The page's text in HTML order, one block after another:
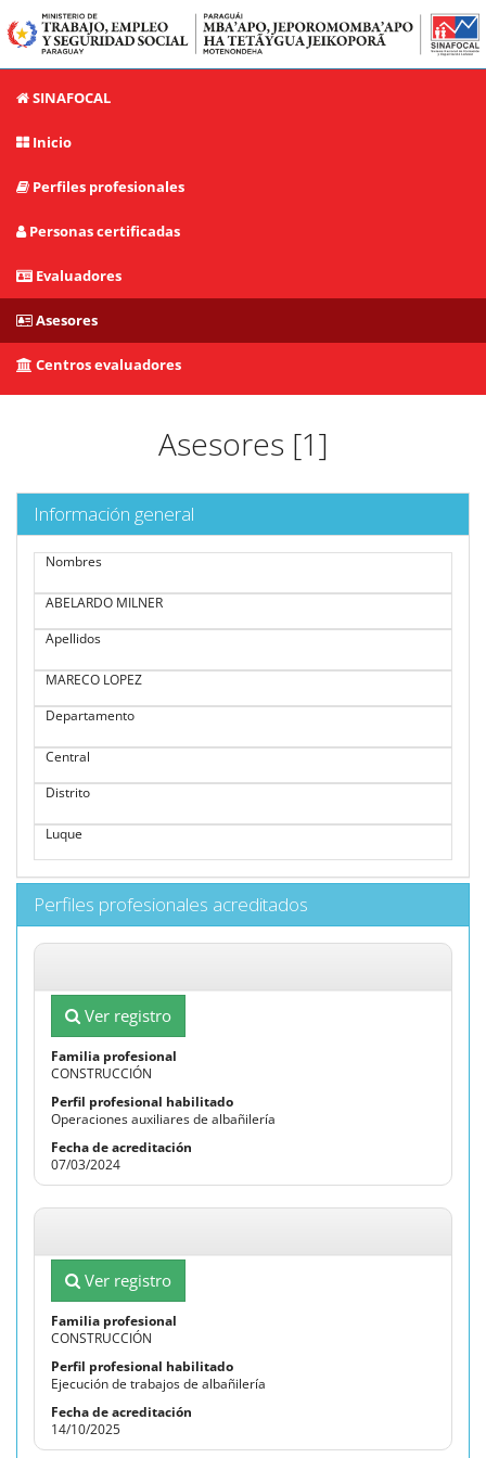
SINAFOCAL
Inicio
Perfiles profesionales
Personas certificadas
Evaluadores
Asesores
Centros evaluadores
Asesores [1]
Información general
Nombres
ABELARDO MILNER
Apellidos
MARECO LOPEZ
Departamento
Central
Distrito
Luque
Perfiles profesionales acreditados
Ver registro
CONSTRUCCIÓN
Operaciones auxiliares de albañilería
07/03/2024
Ver registro
CONSTRUCCIÓN
Ejecución de trabajos de albañilería
14/10/2025